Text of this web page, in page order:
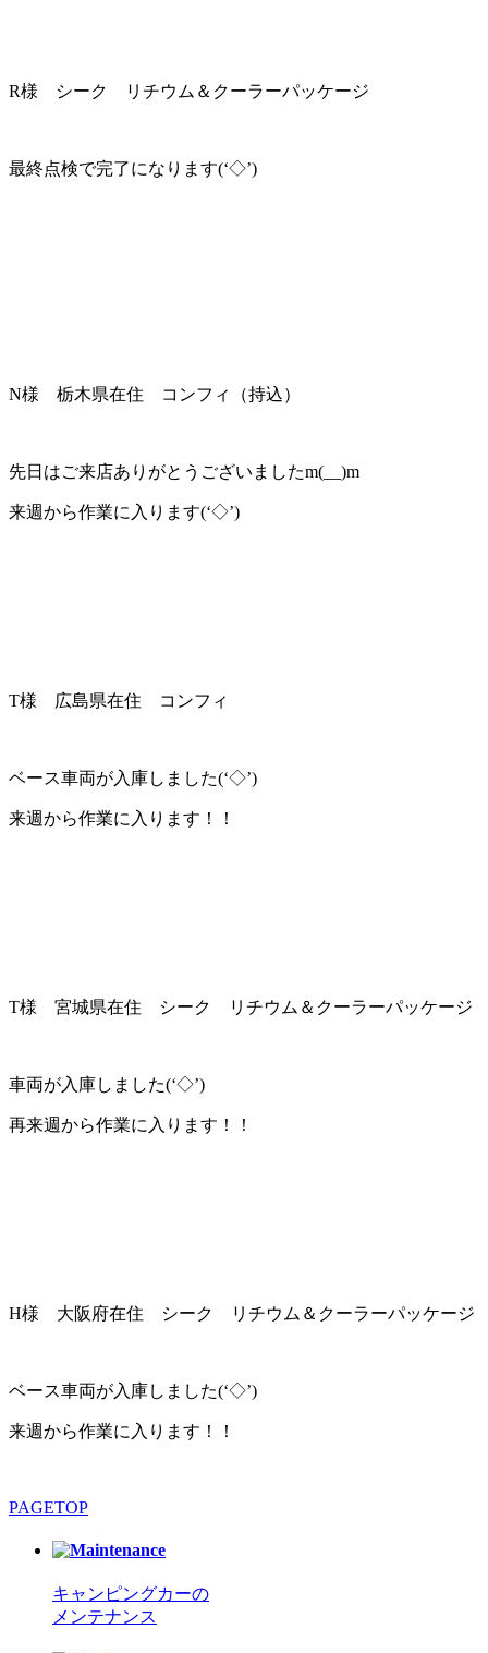
R様 シーク リチウム＆クーラーパッケージ
最終点検で完了になります(‘◇’)ゞ
N様 栃木県在住 コンフィ（持込）
先日はご来店ありがとうございましたm(__)m
来週から作業に入ります(‘◇’)ゞ
T様 広島県在住 コンフィ
ベース車両が入庫しました(‘◇’)ゞ
来週から作業に入ります！！
T様 宮城県在住 シーク リチウム＆クーラーパッケージ
車両が入庫しました(‘◇’)ゞ
再来週から作業に入ります！！
H様 大阪府在住 シーク リチウム＆クーラーパッケージ
ベース車両が入庫しました(‘◇’)ゞ
来週から作業に入ります！！
PAGETOP
キャンピングカーの
メンテナンス